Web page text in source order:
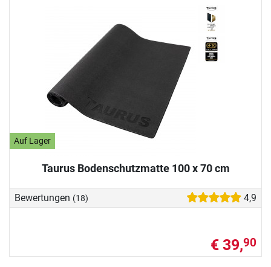
Auf Lager
Taurus Bodenschutzmatte 100 x 70 cm
Bewertungen (18) 4,9
€ 39,90